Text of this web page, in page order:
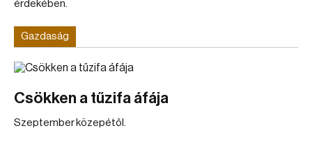
érdekében.
Gazdaság
Csökken a tűzifa áfája
Szeptember közepétől.